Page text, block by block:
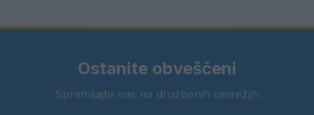
Ostanite obveščeni
Spremljajte nas na družbenih omrežjih